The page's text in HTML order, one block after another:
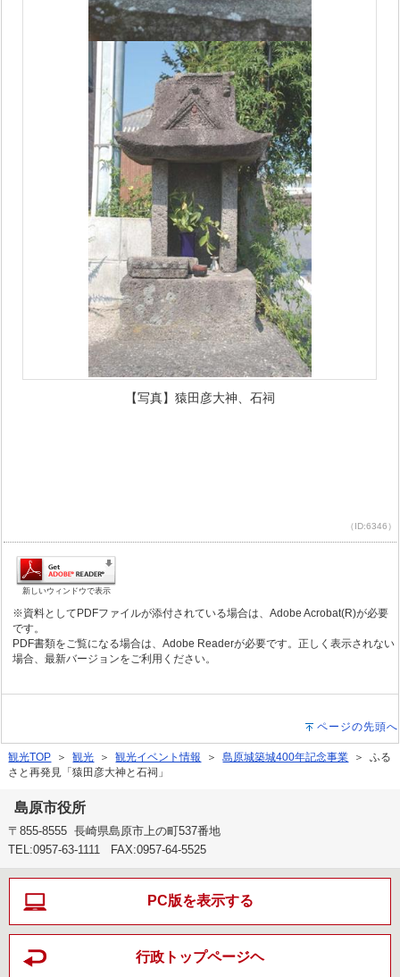
【写真】猿田彦大神、石祠
（ID:6346）
新しいウィンドウで表示
※資料としてPDFファイルが添付されている場合は、Adobe Acrobat(R)が必要
です。
PDF書類をご覧になる場合は、Adobe Readerが必要です。正しく表示されない
場合、最新バージョンをご利用ください。
ページの先頭へ
観光TOP ＞観光 ＞観光イベント情報 ＞島原城築城400年記念事業 ＞ ふる
さと再発見「猿田彦大神と石祠」
島原市役所
〒855-8555 長崎県島原市上の町537番地
TEL:0957-63-1111 FAX:0957-64-5525
PC版を表示する
行政トップページヘ